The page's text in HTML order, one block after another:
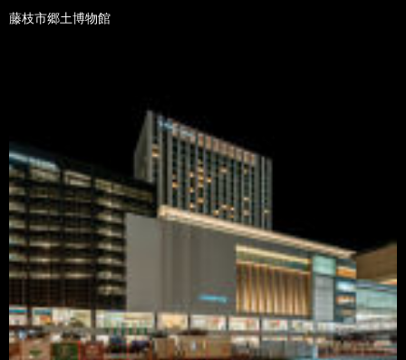
藤枝市郷土博物館